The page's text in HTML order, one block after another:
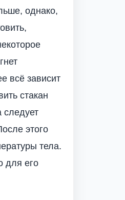
однако,
всё зависит
стакан
этого
тела.
для его